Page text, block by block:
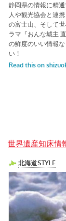
世界遺産知床情